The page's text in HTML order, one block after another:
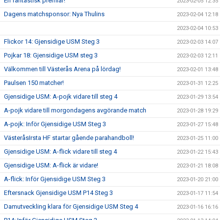
Dagens matchsponsor: Nya Thulins 2023-02-04 12:18
2023-02-04 10:53
Flickor 14: Gjensidige USM Steg 3 2023-02-03 14:07
Pojkar 18: Gjensidige USM steg 3 2023-02-03 12:11
Välkommen till Västerås Arena på lördag! 2023-02-01 13:48
Paulsen 150 matcher! 2023-01-31 12:25
Gjensidige USM: A-pojk vidare till steg 4 2023-01-29 13:54
A-pojk vidare till morgondagens avgörande match 2023-01-28 19:29
A-pojk: Inför Gjensidige USM Steg 3 2023-01-27 15:48
VästeråsIrsta HF startar gående parahandboll! 2023-01-25 11:00
Gjensidige USM: A-flick vidare till steg 4 2023-01-22 15:43
Gjensidige USM: A-flick är vidare! 2023-01-21 18:08
A-flick: Inför Gjensidige USM Steg 3 2023-01-20 21:00
Eftersnack Gjensidige USM P14 Steg 3 2023-01-17 11:54
Damutveckling klara för Gjensidige USM Steg 4 2023-01-16 16:16